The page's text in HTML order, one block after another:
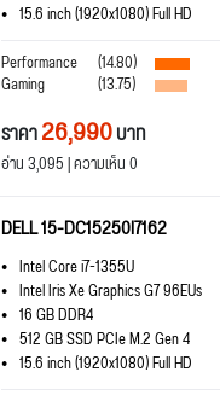
15.6 inch (1920x1080) Full HD
Performance
(14.80)
Gaming (13.75)
ราคา26,990บาท
อ่าน 3,095 | ความเห็น 0
DELL 15-DC15250I7162
Intel Core i7-1355U
Intel Iris Xe Graphics G7 96EUs
16 GB DDR4
512 GB SSD PCIe M.2 Gen 4
15.6 inch (1920x1080) Full HD